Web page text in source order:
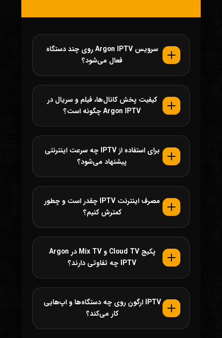
سرویس Argon IPTV روی چند دستگاه
فعال می‌شود؟
کیفیت پخش کانال‌ها، فیلم و سریال در
Argon IPTV چگونه است؟
برای استفاده از IPTV چه سرعت اینترنتی
پیشنهاد می‌شود؟
مصرف اینترنت IPTV چقدر است و چطور
کمترش کنیم؟
پکیج Cloud TV و Mix TV در Argon
IPTV چه تفاوتی دارند؟
IPTV ارگون روی چه دستگاه‌ها و اپ‌هایی
کار می‌کند؟